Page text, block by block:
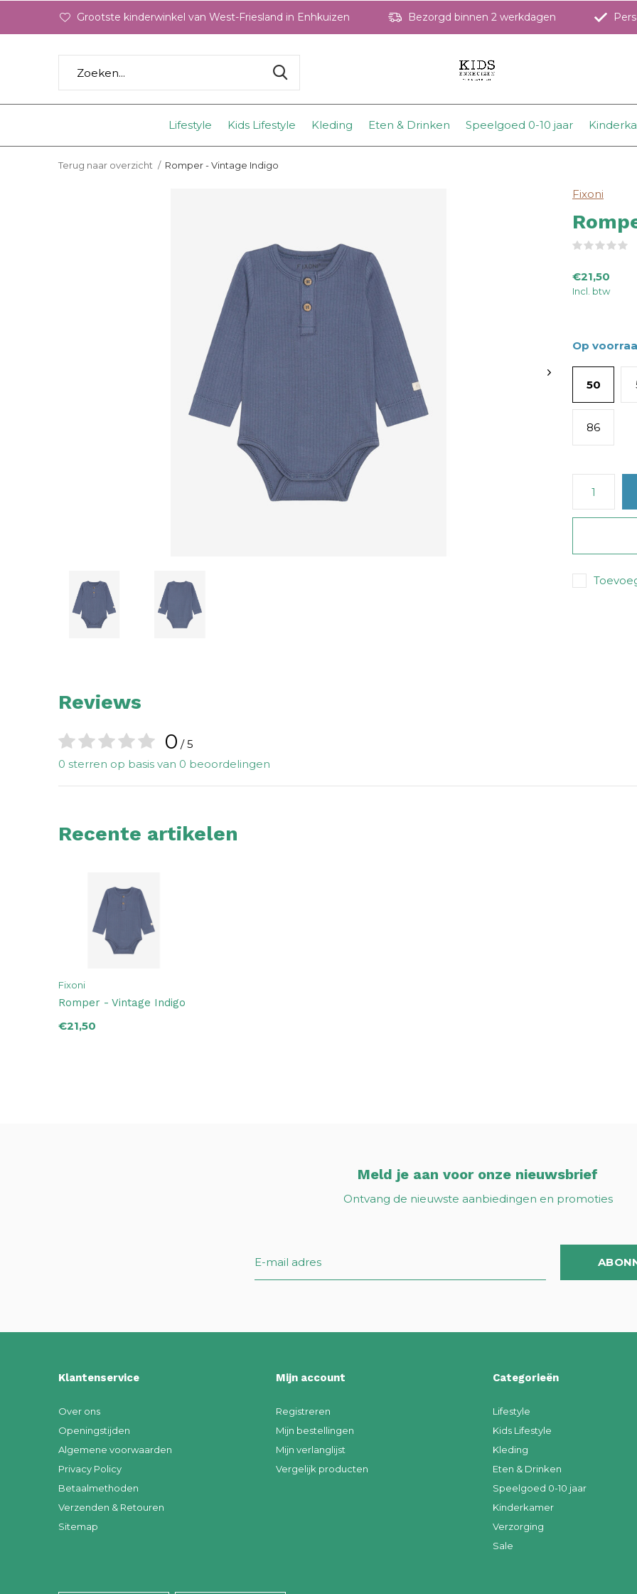
Lifestyle Kids Lifestyle Kleding Eten & Drinken Speelgoed 0-10 jaar
Grootste kinderwinkel van West-Friesland in Enhkuizen Bezorgd binnen 2 werkdagen
Terug naar overzicht Romper - Vintage Indigo
Fixoni
€21,50
Incl. btw
Op
50
86
Reviews
0 / 5
0 sterren op basis van 0 beoordelingen
Recente artikelen
Fixoni
Romper - Vintage Indigo
€21,50
Meld je aan voor onze nieuwsbrief
Ontvang de nieuwste aanbiedingen en promoties
Klantenservice
Over ons
Openingstijden
Algemene voorwaarden
Privacy Policy
Betaalmethoden
Verzenden & Retouren
Sitemap
Mijn account
Registreren
Mijn bestellingen
Mijn verlanglijst
Vergelijk producten
Categorieën
Lifestyle
Kids Lifestyle
Kleding
Eten & Drinken
Speelgoed 0-10 jaar
Kinderkamer
Verzorging
Sale